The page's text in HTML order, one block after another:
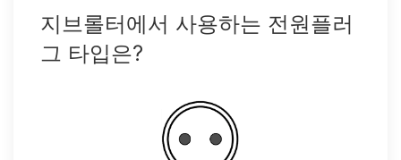
지브롤터에서 사용하는 전원플러
그 타입은?